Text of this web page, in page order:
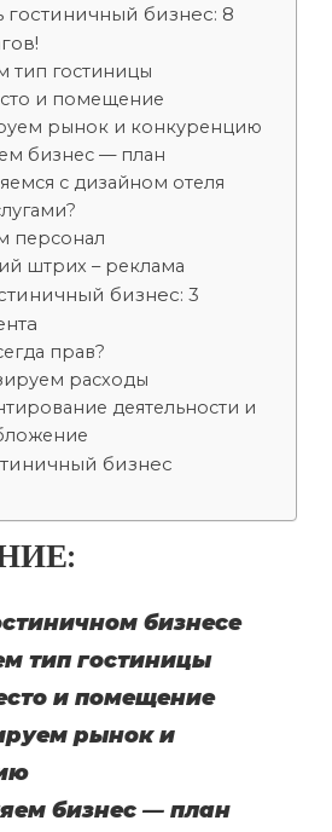
гостиничный бизнес: 8
тип гостиницы
и помещение
рынок и конкуренцию
бизнес — план
с дизайном отеля
персонал
штрих – реклама
бизнес: 3
прав?
расходы
деятельности и
бизнес
бизнесе
тип гостиницы
и помещение
рынок и
бизнес — план